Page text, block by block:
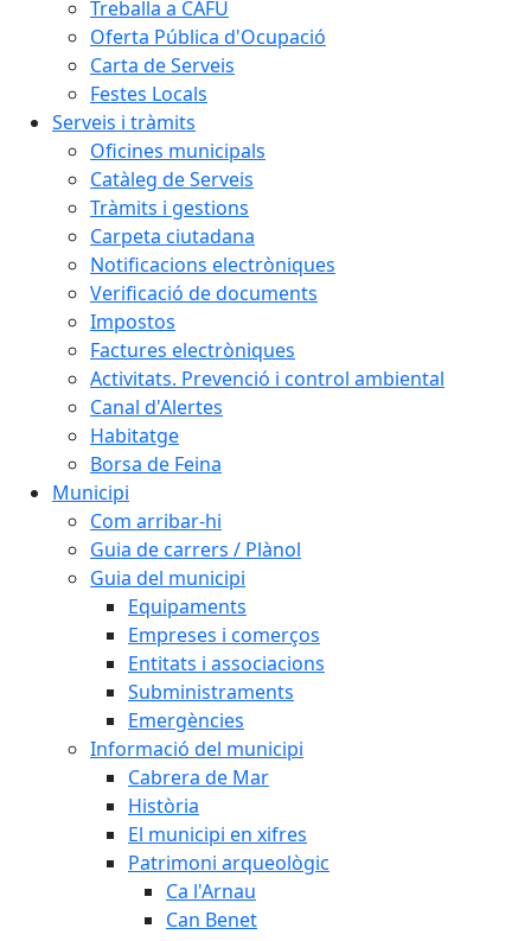
Treballa a CAFU
Oferta Pública d'Ocupació
Carta de Serveis
Festes Locals
Serveis i tràmits
Oficines municipals
Catàleg de Serveis
Tràmits i gestions
Carpeta ciutadana
Notificacions electròniques
Verificació de documents
Impostos
Factures electròniques
Activitats. Prevenció i control ambiental
Canal d'Alertes
Habitatge
Borsa de Feina
Municipi
Com arribar-hi
Guia de carrers / Plànol
Guia del municipi
Equipaments
Empreses i comerços
Entitats i associacions
Subministraments
Emergències
Informació del municipi
Cabrera de Mar
Història
El municipi en xifres
Patrimoni arqueològic
Ca l'Arnau
Can Benet